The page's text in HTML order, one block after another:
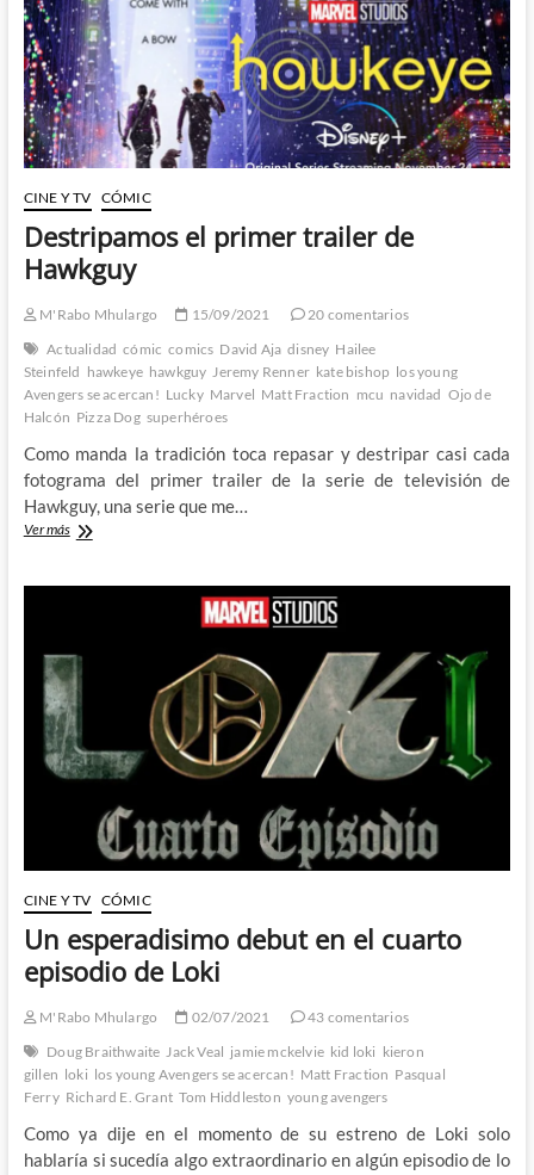
CINE Y TV CÓMIC
Destripamos el primer trailer de
Hawkguy
M'Rabo Mhulargo 15/09/2021
20 comentarios
Actualidad cómic comics David Aja disney Hailee
Steinfeld hawkeye hawkguy Jeremy Renner kate bishop los young
Avengers se acercan! Lucky Marvel Matt Fraction mcu navidad Ojo de
Halcón Pizza Dog superhéroes
Como manda la tradición toca repasar y destripar casi cada
fotograma del primer trailer de la serie de televisión de
Hawkguy, una serie que me…
Ver másDestripamos
CINE Y TV CÓMIC
Un esperadisimo debut en el cuarto
episodio de Loki
M'Rabo Mhulargo 02/07/2021
43 comentarios
Doug Braithwaite Jack Veal jamie mckelvie kid loki kieron
gillen loki los young Avengers se acercan! Matt Fraction Pasqual
Ferry Richard E. Grant Tom Hiddleston young avengers
Como ya dije en el momento de su estreno de Loki solo
hablaría si sucedía algo extraordinario en algún episodio de lo